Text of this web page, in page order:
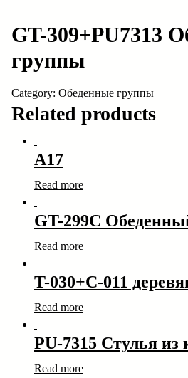
GT-309+PU7313
группы
Category: Обеденные группы
Related products
A17
Read more
GT-299C
Read more
T-030+C-011
Read more
PU-7315 Стулья из
Read more